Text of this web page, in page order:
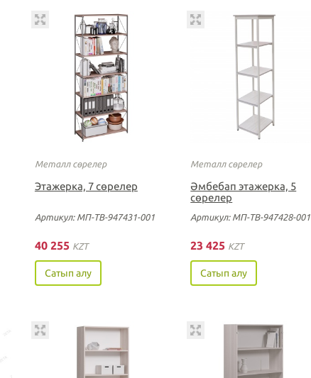
Металл сөрелер
Этажерка, 7 сөрелер
Артикул: МП-ТВ-947431-001
40 255 KZT
Сатып алу
Металл сөрелер
Әмбебап этажерка, 5
сөрелер
Артикул: МП-ТВ-947428-001
23 425 KZT
Сатып алу